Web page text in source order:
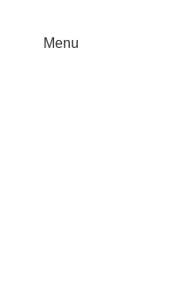
Menu